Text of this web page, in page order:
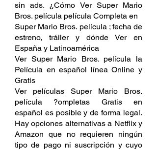
sin ads. ¿Cómo Ver Super Mario
Bros. película película Completa en
Super Mario Bros. película ; fecha de
estreno, tráiler y dónde Ver en
España y Latinoamérica
Ver Super Mario Bros. película la
Película en español línea Online y
Gratis
Ver películas Super Mario Bros.
película ?ompletas Gratis en
español es posible y de forma legal.
Hay opciones alternativas a Netflix y
Amazon que no requieren ningún
tipo de pago ni suscripción y cuyo